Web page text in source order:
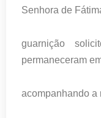
Senhora de
guarnição
permaneceram
acompanhando a